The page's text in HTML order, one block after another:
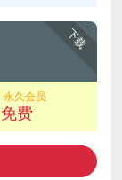
下载
永久会员
免费